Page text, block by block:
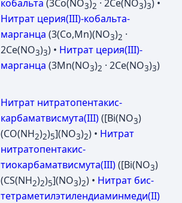
кобальта (3Co(NO3)2 · 2Ce(NO3)3) •
Нитрат церия(III)-кобальта-
марганца (3(Co,Mn)(NO3)2 ·
2Ce(NO3)3) • Нитрат церия(III)-
марганца (3Mn(NO3)2 · 2Ce(NO3)3)
Нитрат нитратопентакис-
карбаматвисмута(III)([Bi(NO3)
(CO(NH2)2)5](NO3)2) • Нитрат
нитратопентакис-
тиокарбаматвисмута(III)([Bi(NO3)
(CS(NH2)2)5](NO3)2) • Нитрат бис-
тетраметилэтилендиаминмеди(II)